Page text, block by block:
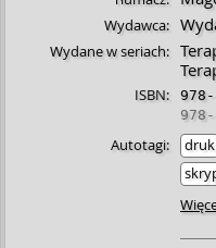
Wydawca:
Wydane w seriach:
ISBN:
Autotagi: druk